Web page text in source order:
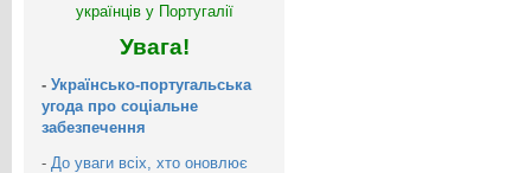
українців у Португалії
Увага!
- Українсько-португальська
угода про соціальне
забезпечення
- До уваги всіх, хто оновлює